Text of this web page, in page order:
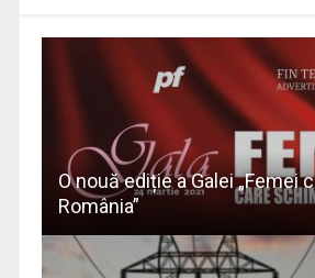
O nouă ediție a Galei „Femei
România”